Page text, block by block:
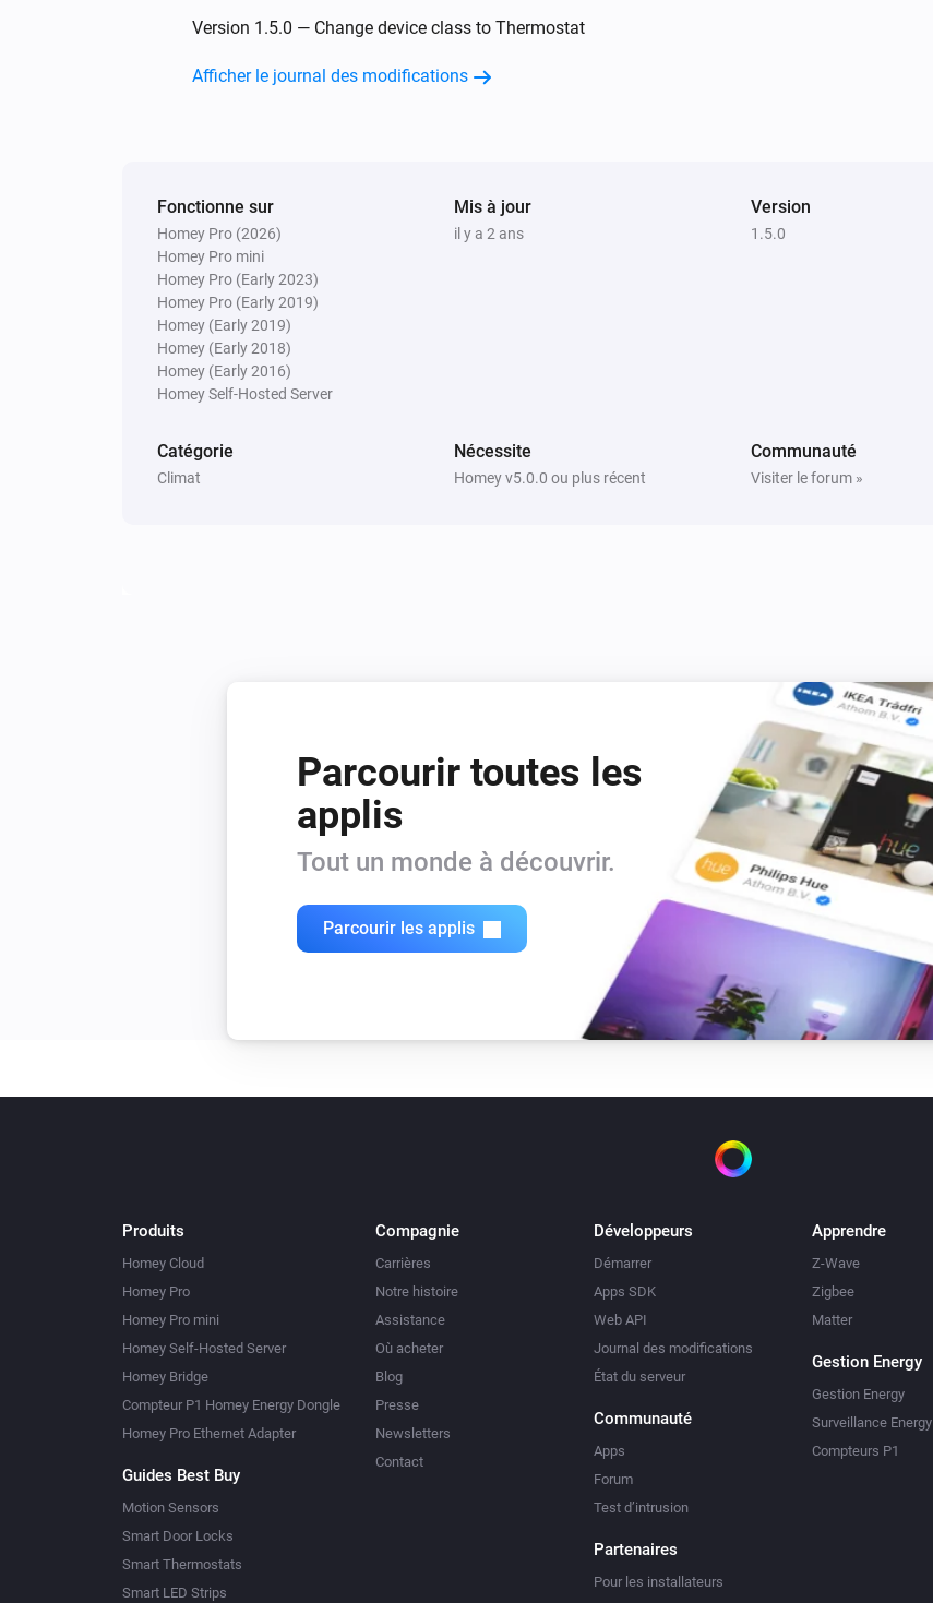
Version 1.5.0 — Change device class to Thermostat
Afficher le journal des modifications
Fonctionne sur
Homey Pro (2026)
Homey Pro mini
Homey Pro (Early 2023)
Homey Pro (Early 2019)
Homey (Early 2019)
Homey (Early 2018)
Homey (Early 2016)
Homey Self-Hosted Server
Mis à jour
il y a 2 ans
Version
1.5.0
Catégorie
Climat
Nécessite
Homey v5.0.0 ou plus récent
Communauté
Visiter le forum »
Parcourir toutes les
applis
Tout un monde à découvrir.
Parcourir les applis
Produits
Homey Cloud
Homey Pro
Homey Pro mini
Homey Self-Hosted Server
Homey Bridge
Compteur P1 Homey Energy Dongle
Homey Pro Ethernet Adapter
Guides Best Buy
Motion Sensors
Smart Door Locks
Smart Thermostats
Smart LED Strips
Compagnie
Carrières
Notre histoire
Assistance
Où acheter
Blog
Presse
Newsletters
Contact
Développeurs
Démarrer
Apps SDK
Web API
Journal des modifications
État du serveur
Communauté
Apps
Forum
Test d’intrusion
Partenaires
Pour les installateurs
Apprendre
Z-Wave
Zigbee
Matter
Gestion Energy
Gestion Energy
Surveillance Energy
Compteurs P1